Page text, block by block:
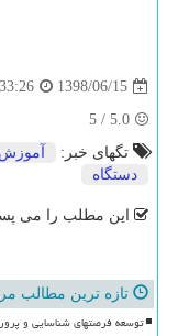
1398/06/15
5.0
/
5
تگهای خبر:
آموزش
دستگاه
این مطلب را می
تازه ترین مطالب
توسعه فرصتهای شناسایی و